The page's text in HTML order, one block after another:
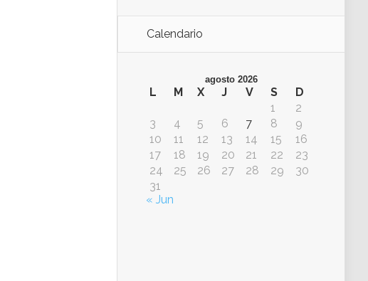
Calendario
agosto 2026
L M X J V S
D
1
2
3
4 5 6 7 8
9
10
11 12 13 14 15
16
17
18 19 20 21 22
23
24
25 26 27 28 29
30
31
« Jun